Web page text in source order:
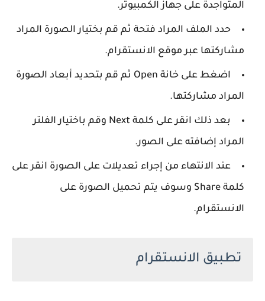
المتواجدة على جهاز الكمبيوتر.
حدد الملف المراد فتحة ثم قم بختيار الصورة المراد
مشاركتها عبر موقع الانستقرام.
اضغط على خانة Open ثم قم بتحديد أبعاد الصورة
المراد مشاركتها.
بعد ذلك انقر على كلمة Next وقم باختيار الفلتر
المراد إضافته على الصور.
عند الانتهاء من إجراء تعديلات على الصورة انقر على
كلمة Share وسوف يتم تحميل الصورة على
الانستقرام.
تطبيق الانستقرام